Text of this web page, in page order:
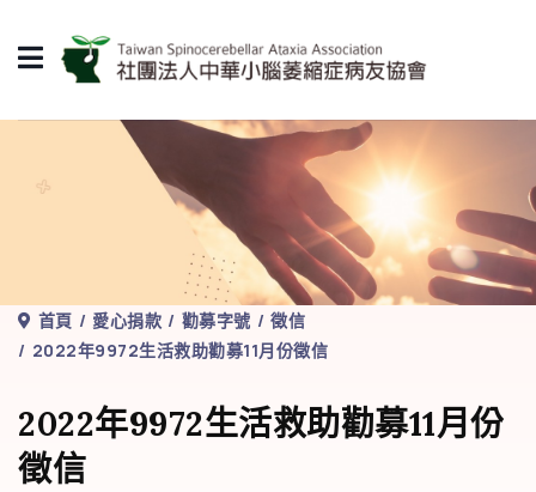
首頁 愛心捐款 勸募字號
徵信
2022年9972生活救助勸募11月份徵信
2022年9972生活救助勸募11月份
徵信